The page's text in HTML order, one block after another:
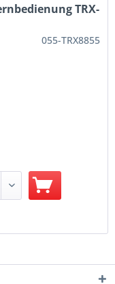
TRX-
055-TRX8855